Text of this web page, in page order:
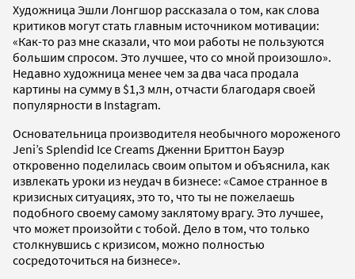
Художница Эшли Лонгшор рассказала о том, как слова
критиков могут стать главным источником мотивации:
«Как-то раз мне сказали, что мои работы не пользуются
большим спросом. Это лучшее, что со мной произошло».
Недавно художница менее чем за два часа продала
картины на сумму в $1,3 млн, отчасти благодаря своей
популярности в Instagram.
Основательница производителя необычного мороженого
Jeni’s Splendid Ice Creams Дженни Бриттон Бауэр
откровенно поделилась своим опытом и объяснила, как
извлекать уроки из неудач в бизнесе: «Самое странное в
кризисных ситуациях, это то, что ты не пожелаешь
подобного своему самому заклятому врагу. Это лучшее,
что может произойти с тобой. Дело в том, что только
столкнувшись с кризисом, можно полностью
сосредоточиться на бизнесе».